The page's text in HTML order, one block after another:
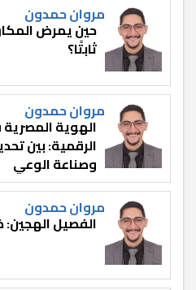
مروان حمدون
حين يمرض
ثابتًا؟
مروان حمدون
الهوية
الرقمية: بين
وصناعة الوعي
مروان حمدون
الفصيل